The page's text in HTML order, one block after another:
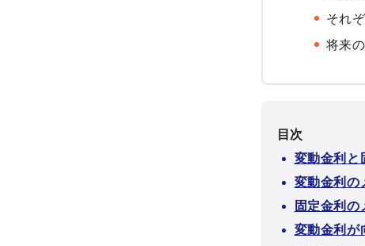
それ
将来
目次
変動金利と
変動金利の
固定金利の
変動金利が